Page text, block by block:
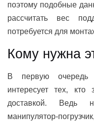
поэтому подобные
рассчитать вес
потребуется для
Кому нужна
В первую очередь
интересует тех, кто
доставкой. Ведь
манипулятор-